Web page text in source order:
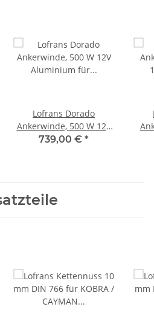
Lofrans Dorado
Ankerwinde, 500 W 12V
Aluminium für 6mm
739,00 € *